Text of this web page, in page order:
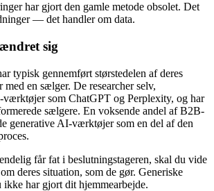
har gjort den gamle metode obsolet. Det
— det handler om data.
sig
typisk gennemført størstedelen af deres
med en sælger. De researcher selv,
som ChatGPT og Perplexity, og har
sælgere. En voksende andel af B2B-
generative AI-værktøjer som en del af den
får fat i beslutningstageren, skal du vide
deres situation, som de gør. Generiske
ikke har gjort dit hjemmearbejde.